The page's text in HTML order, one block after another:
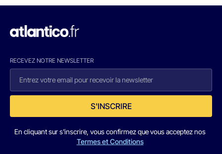
RECEVEZ NOTRE NEWSLETTER
S'INSCRIRE
En cliquant sur s'inscrire, vous confirmez que vous acceptez nos
Termes et Conditions